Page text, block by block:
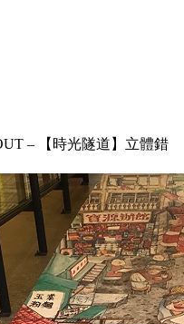
– 【時光隧道】立體錯